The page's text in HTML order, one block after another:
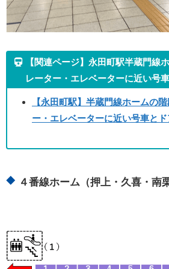
【関連ページ】永田町駅半蔵門線
レーター・エレベーターに近い号
【永田町駅】半蔵門線ホームの
ー・エレベーターに近い号車と
４番線ホーム（押上・久喜・南